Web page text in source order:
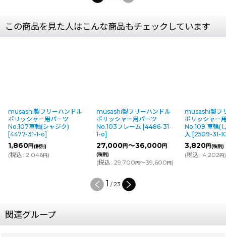
この商品を見た人はこんな商品もチェックしています
ドル
musashi製フリーハンドル
ポリッシャー用パーツ
No.103フレーム
4486-31-
1-o]
27,000 円
(税別)
～39,600円)
musashi製フリーハンドル
ポリッシャー用パーツ
No.109 車輪(しゃりん)2個
]
3,820円(税別)
ポリッ
ハン
o]
( 税込:
2 /23
関連グループ